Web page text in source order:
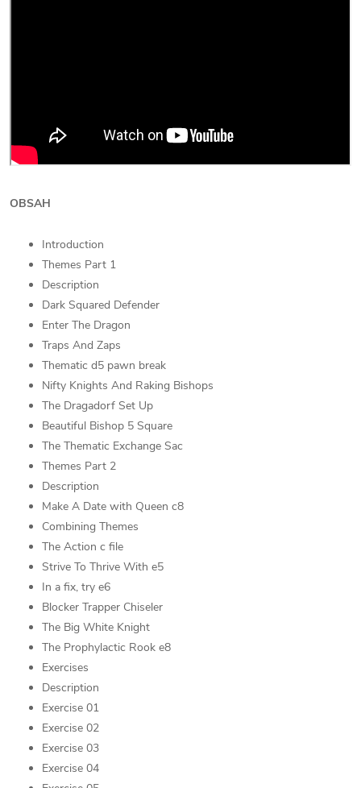
OBSAH
Introduction
Themes Part 1
Description
Dark Squared Defender
Enter The Dragon
Traps And Zaps
Thematic d5 pawn break
Nifty Knights And Raking Bishops
The Dragadorf Set Up
Beautiful Bishop 5 Square
The Thematic Exchange Sac
Themes Part 2
Description
Make A Date with Queen c8
Combining Themes
The Action c file
Strive To Thrive With e5
In a fix, try e6
Blocker Trapper Chiseler
The Big White Knight
The Prophylactic Rook e8
Exercises
Description
Exercise 01
Exercise 02
Exercise 03
Exercise 04